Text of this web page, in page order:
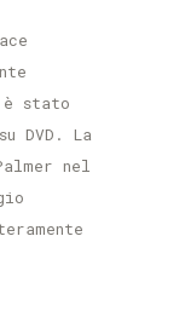
stato
DVD. La
nel